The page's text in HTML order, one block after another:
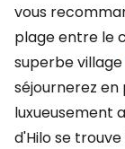
vous
plage entre le
superbe village
séjournerez
luxueusement
d'Hilo se